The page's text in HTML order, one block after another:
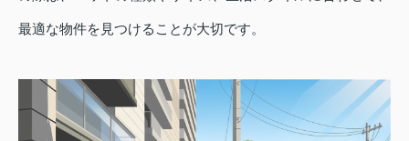
最適な物件を見つけることが大切です。